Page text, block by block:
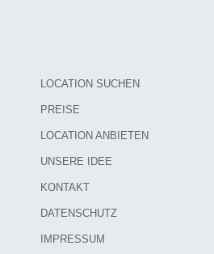
LOCATION SUCHEN
PREISE
LOCATION ANBIETEN
UNSERE IDEE
KONTAKT
DATENSCHUTZ
IMPRESSUM